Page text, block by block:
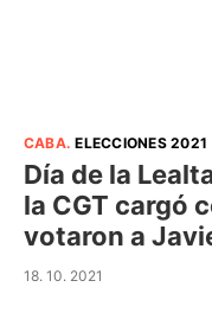
CABA.ELECCIONES 2021
Día de la
la CGT cargó
votaron a
18. 10. 2021